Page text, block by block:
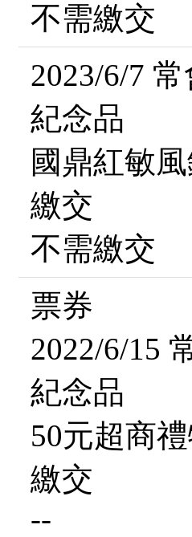
不需繳交
2023/6/7 常
紀念品
國鼎紅敏
繳交
不需繳交
票券
2022/6/15
紀念品
50元超商
繳交
--